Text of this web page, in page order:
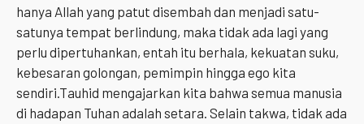
hanya Allah yang patut disembah dan menjadi satu-
satunya tempat berlindung, maka tidak ada lagi yang
perlu dipertuhankan, entah itu berhala, kekuatan suku,
kebesaran golongan, pemimpin hingga ego kita
sendiri.Tauhid mengajarkan kita bahwa semua manusia
di hadapan Tuhan adalah setara. Selain takwa, tidak ada